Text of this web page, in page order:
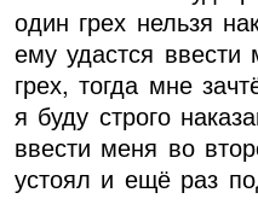
один грех нельзя
ему удастся
грех, тогда мне
я буду строго
ввести меня во
устоял и ещё раз